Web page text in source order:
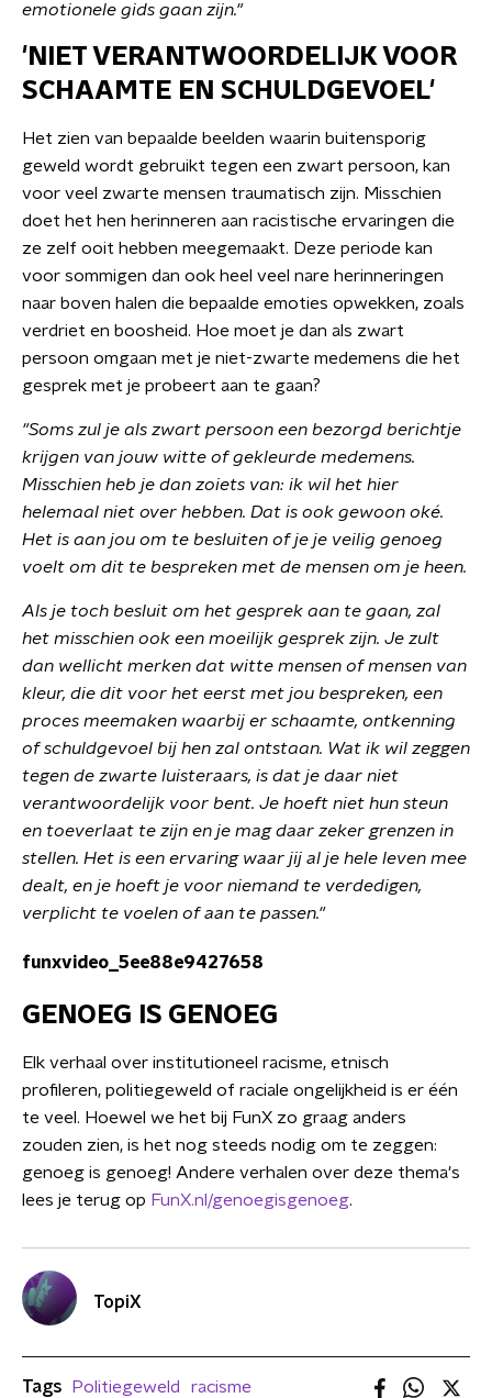
emotionele gids gaan zijn."
'NIET VERANTWOORDELIJK VOOR
SCHAAMTE EN SCHULDGEVOEL'
Het zien van bepaalde beelden waarin buitensporig
geweld wordt gebruikt tegen een zwart persoon, kan
voor veel zwarte mensen traumatisch zijn. Misschien
doet het hen herinneren aan racistische ervaringen die
ze zelf ooit hebben meegemaakt. Deze periode kan
voor sommigen dan ook heel veel nare herinneringen
naar boven halen die bepaalde emoties opwekken, zoals
verdriet en boosheid. Hoe moet je dan als zwart
persoon omgaan met je niet-zwarte medemens die het
gesprek met je probeert aan te gaan?
"Soms zul je als zwart persoon een bezorgd berichtje
krijgen van jouw witte of gekleurde medemens.
Misschien heb je dan zoiets van: ik wil het hier
helemaal niet over hebben. Dat is ook gewoon oké.
Het is aan jou om te besluiten of je je veilig genoeg
voelt om dit te bespreken met de mensen om je heen.
Als je toch besluit om het gesprek aan te gaan, zal
het misschien ook een moeilijk gesprek zijn. Je zult
dan wellicht merken dat witte mensen of mensen van
kleur, die dit voor het eerst met jou bespreken, een
proces meemaken waarbij er schaamte, ontkenning
of schuldgevoel bij hen zal ontstaan. Wat ik wil zeggen
tegen de zwarte luisteraars, is dat je daar niet
verantwoordelijk voor bent. Je hoeft niet hun steun
en toeverlaat te zijn en je mag daar zeker grenzen in
stellen. Het is een ervaring waar jij al je hele leven mee
dealt, en je hoeft je voor niemand te verdedigen,
verplicht te voelen of aan te passen."
funxvideo_5ee88e9427658
GENOEG IS GENOEG
Elk verhaal over institutioneel racisme, etnisch
profileren, politiegeweld of raciale ongelijkheid is er één
te veel. Hoewel we het bij FunX zo graag anders
zouden zien, is het nog steeds nodig om te zeggen:
genoeg is genoeg! Andere verhalen over deze thema's
lees je terug op FunX.nl/genoegisgenoeg.
TopiX
Tags Politiegeweld
racisme